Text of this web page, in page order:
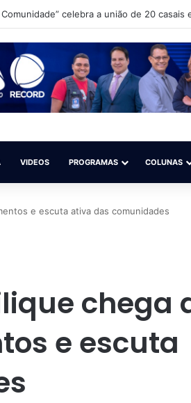
para debater o aperfeiçoamento da
VIDEOS PROGRAMAS COLUNAS
e escuta ativa das comunidades
chega
e escuta